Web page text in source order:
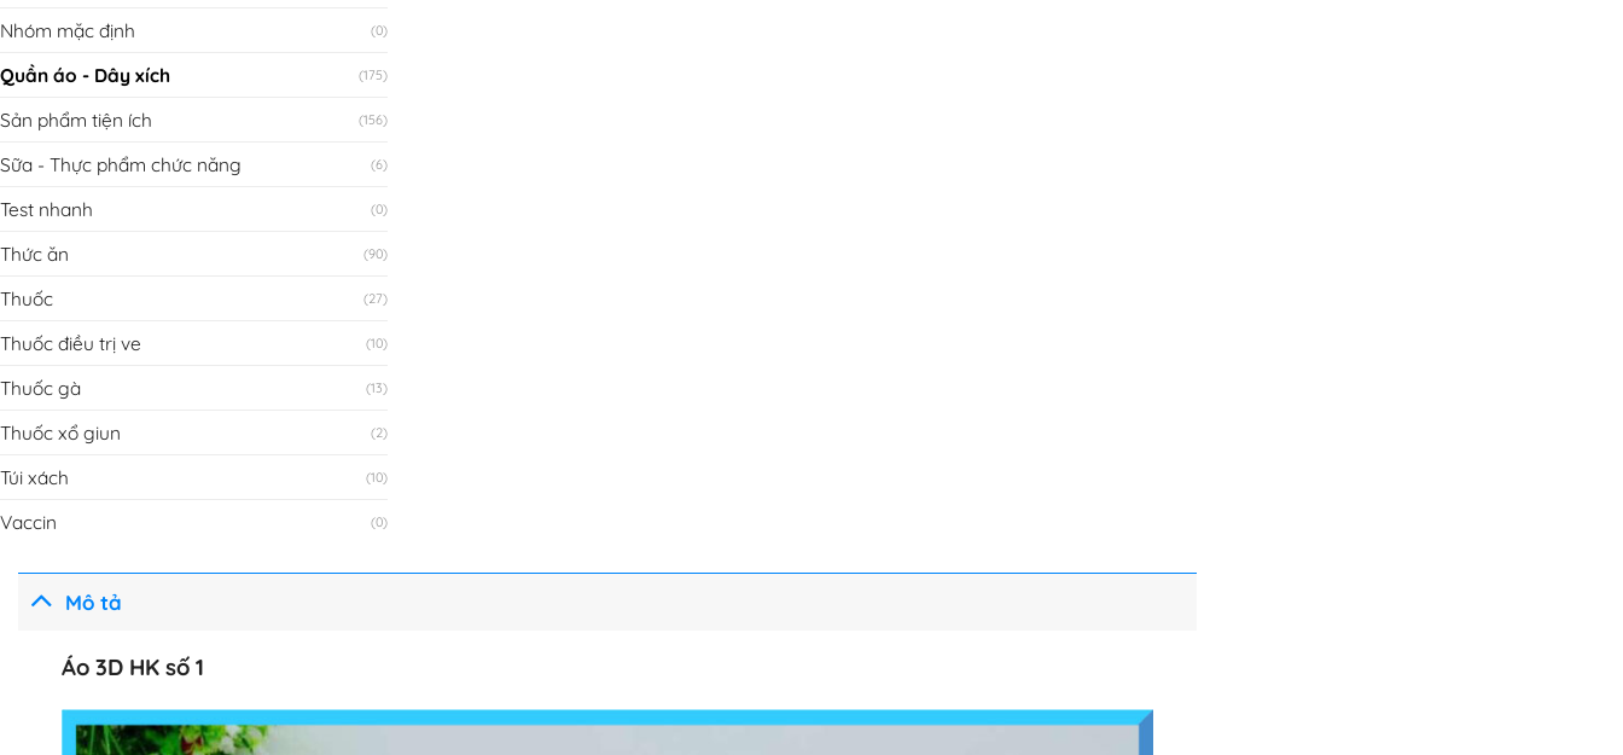
Nhóm mặc định (0)
Quần áo - Dây xích (175)
Sản phẩm tiện ích (156)
Sữa - Thực phẩm chức năng (6)
Test nhanh (0)
Thức ăn (90)
Thuốc (27)
Thuốc điều trị ve (10)
Thuốc gà (13)
Thuốc xổ giun (2)
Túi xách (10)
Vaccin (0)
Mô tả
Áo 3D HK số 1